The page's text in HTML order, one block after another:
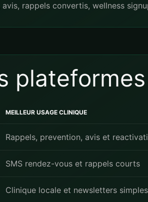
rappels convertis, wellness
plateformes
MEILLEUR USAGE CLINIQUE
Rappels, prevention, avis et
SMS rendez-vous et rappels courts
Clinique locale et newsletters simples